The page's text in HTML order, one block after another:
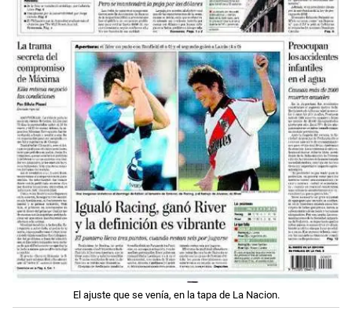
El ajuste que se venía, en la tapa de La Nacion.